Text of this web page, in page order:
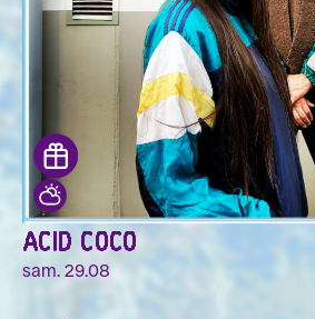
ACID COCO
sam. 29.08